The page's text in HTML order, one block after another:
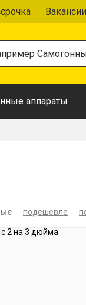
Вакансии
аппараты
подешевле